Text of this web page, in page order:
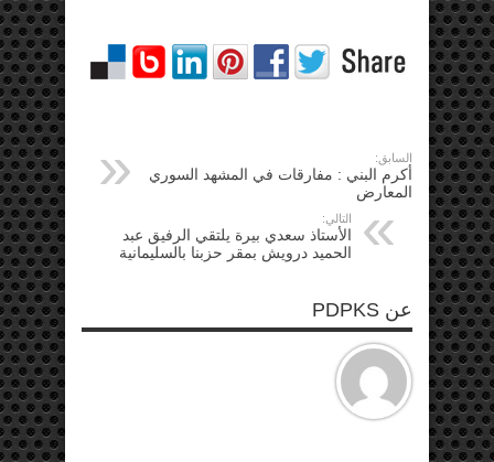
السابق:
أكرم البني : مفارقات في المشهد السوري
المعارض
التالي:
الأستاذ سعدي بيرة يلتقي الرفيق عبد
الحميد درويش بمقر حزبنا بالسليمانية
عن PDPKS